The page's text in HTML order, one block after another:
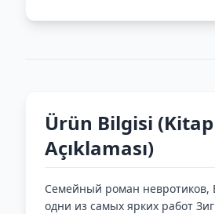
Ürün Bilgisi (Kitap
Açıklaması)
Семейный роман невротиков,
одни из самых ярких работ